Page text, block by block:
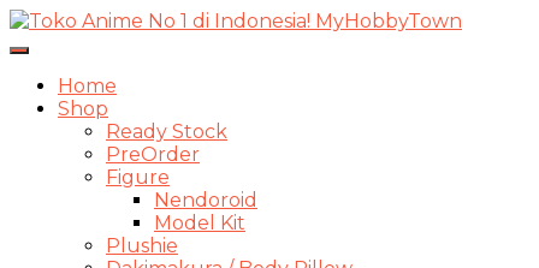
Toggle
NavigasiHome
Shop
Ready Stock
PreOrder
Figure
Nendoroid
Model Kit
Plushie